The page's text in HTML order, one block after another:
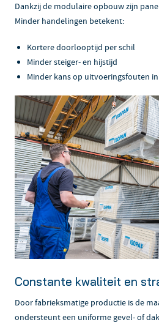
Dankzij de modulaire opbouw zijn
Minder handelingen betekent:
Kortere doorlooptijd per schil
Minder steiger- en hijstijd
Minder kans op uitvoeringsfouten
Constante kwaliteit en
Door fabrieksmatige productie is de
ondersteunt een uniforme gevel- of